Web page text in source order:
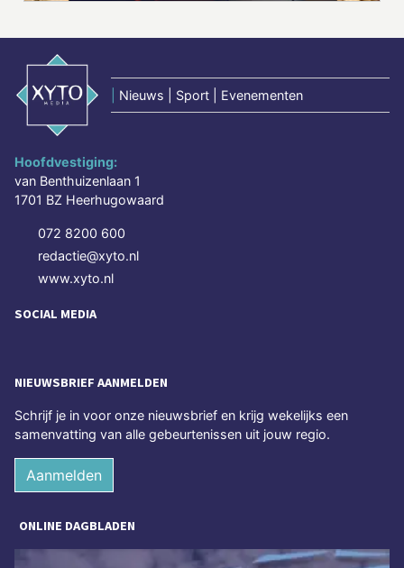
Nieuws | Sport | Evenementen
Hoofdvestiging:
van Benthuizenlaan 1
1701 BZ Heerhugowaard
072 8200 600
redactie@xyto.nl
www.xyto.nl
SOCIAL MEDIA
NIEUWSBRIEF AANMELDEN
Schrijf je in voor onze nieuwsbrief en krijg wekelijks een
samenvatting van alle gebeurtenissen uit jouw regio.
Aanmelden
ONLINE DAGBLADEN